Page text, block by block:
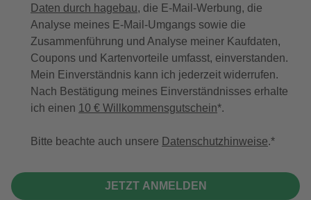
Daten durch hagebau, die E-Mail-Werbung, die
Analyse meines E-Mail-Umgangs sowie die
Zusammenführung und Analyse meiner Kaufdaten,
Coupons und Kartenvorteile umfasst, einverstanden.
Mein Einverständnis kann ich jederzeit widerrufen.
Nach Bestätigung meines Einverständnisses erhalte
ich einen 10 € Willkommensgutschein*.
Bitte beachte auch unsere Datenschutzhinweise.
JETZT ANMELDEN